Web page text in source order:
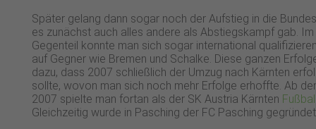
Später gelang dann sogar noch der Aufstieg in die
es zunächst auch alles andere als Abstiegskampf gab. Im
Gegenteil konnte man sich sogar international
auf Gegner wie Bremen und Schalke. Diese ganzen
dazu, dass 2007 schließlich der Umzug nach Kärnten
sollte, wovon man sich noch mehr Erfolge erhoffte. Ab
2007 spielte man fortan als der SK Austria Kärnten
Gleichzeitig wurde in Pasching der FC Pasching